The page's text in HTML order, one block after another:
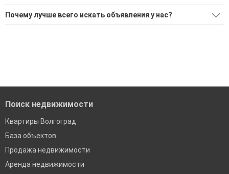
766 актуальных и проверенных объявлений
Воспользуйтесь нашим поиском по новостройкам, для
Минимальная цена: 8 000 Р. Максимальная цена: 120 000 Р;
Средняя: 26 585 Р
Почему лучше всего искать объявления у нас?
Поиск недвижимости
Квартиры Волгоград
База объектов
Продажа недвижимости
Аренда недвижимости